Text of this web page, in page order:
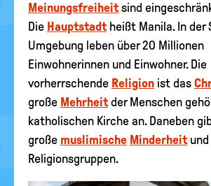
Meinungsfreiheitsind
Die Hauptstadtheißt Manila. In der
Umgebung leben über 20 Millionen
Einwohnerinnen und Einwohner. Die
vorherrschende Religion ist das
große Mehrheitder Menschen
katholischen Kirche an. Daneben
große muslimische Minderheitund
Religionsgruppen.